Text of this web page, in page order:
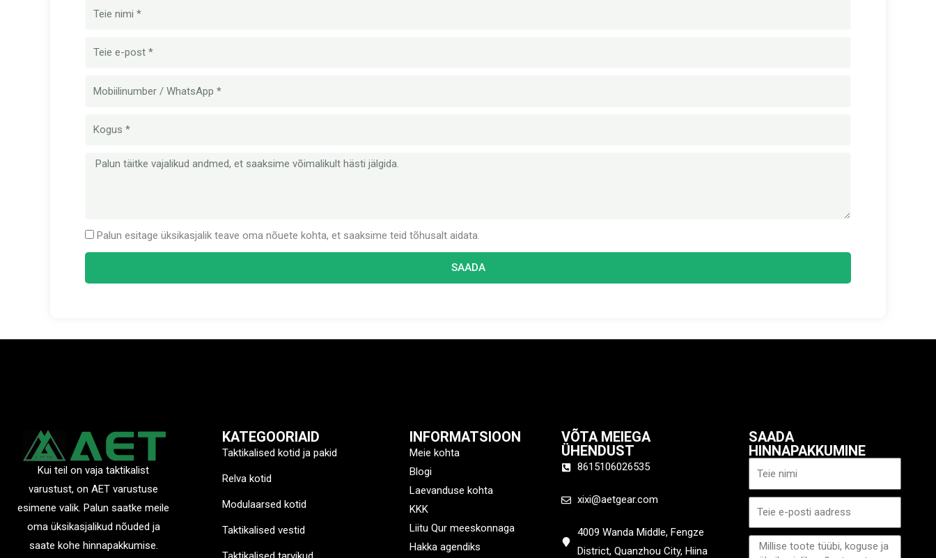
E-
Kogus
Sõnum
Palun esitage üksikasjalik teave oma nõuete kohta, et saaksime teid tõhusalt aidata.
SAADA
Kui teil on vaja taktikalist
varustust, on AET varustuse
esimene valik. Palun saatke meile
oma üksikasjalikud nõuded ja
saate kohe hinnapakkumise.
KATEGOORIAID
Taktikalised kotid ja pakid
Relva kotid
Modulaarsed kotid
Taktikalised vestid
INFORMATSIOON
Meie kohta
Blogi
Laevanduse kohta
KKK
Liitu Qur meeskonnaga
Hakka agendiks
VÕTA MEIEGA
ÜHENDUST
8615106026535
xixi@aetgear.com
4009 Wanda Middle, Fengze
District, Quanzhou City, Hiina
SAADA
HINNAPAKKUMINE
E-
post
Sõnum